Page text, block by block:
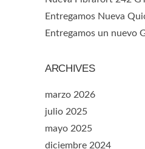
Entregamos Nueva
Entregamos un nuevo
ARCHIVES
marzo 2026
julio 2025
mayo 2025
diciembre 2024